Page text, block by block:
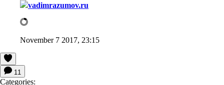
vadimrazumov.ru
November 7 2017, 23:15
11
Categories: